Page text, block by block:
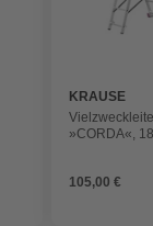
KRAUSE
»CORDA«,
105,00 €